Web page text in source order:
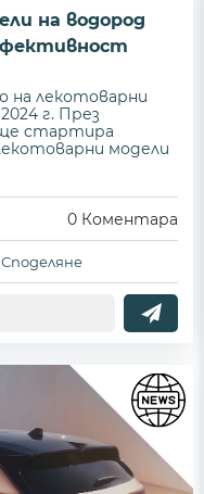
на водород
на лекотоварни
г. През
стартира
модели
0 Коментара
Споделяне